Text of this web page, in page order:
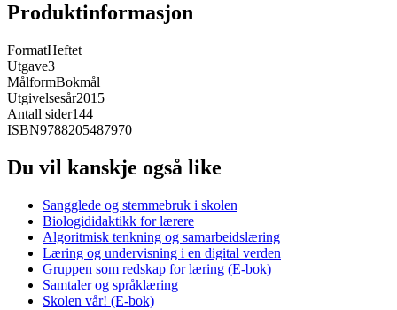
Produktinformasjon
FormatHeftet
Utgave3
MålformBokmål
Utgivelsesår2015
Antall sider144
ISBN9788205487970
Du vil kanskje også like
Sangglede og stemmebruk i skolen
Biologididaktikk for lærere
Algoritmisk tenkning og samarbeidslæring
Læring og undervisning i en digital verden
Gruppen som redskap for læring (E-bok)
Samtaler og språklæring
Skolen vår! (E-bok)